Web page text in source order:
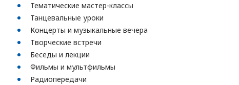
Тематические мастер-классы
Танцевальные уроки
Концерты и музыкальные вечера
Творческие встречи
Беседы и лекции
Фильмы и мультфильмы
Радиопередачи